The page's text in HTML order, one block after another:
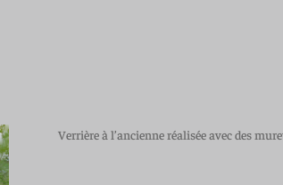
Verrière à l’ancienne réalisée avec des